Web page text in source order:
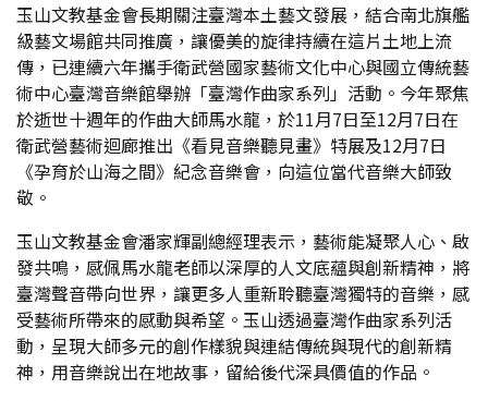
玉山文教基金會長期關注臺灣本土藝文發展，結合南北旗艦
級藝文場館共同推廣，讓優美的旋律持續在這片土地上流
傳，已連續六年攜手衛武營國家藝術文化中心與國立傳統藝
術中心臺灣音樂館舉辦「臺灣作曲家系列」活動。今年聚焦
於逝世十週年的作曲大師馬水龍，於11月7日至12月7日在
衛武營藝術迴廊推出《看見音樂聽見畫》特展及12月7日
《孕育於山海之間》紀念音樂會，向這位當代音樂大師致
敬。
玉山文教基金會潘家輝副總經理表示，藝術能凝聚人心、啟
發共鳴，感佩馬水龍老師以深厚的人文底蘊與創新精神，將
臺灣聲音帶向世界，讓更多人重新聆聽臺灣獨特的音樂，感
受藝術所帶來的感動與希望。玉山透過臺灣作曲家系列活
動，呈現大師多元的創作樣貌與連結傳統與現代的創新精
神，用音樂說出在地故事，留給後代深具價值的作品。